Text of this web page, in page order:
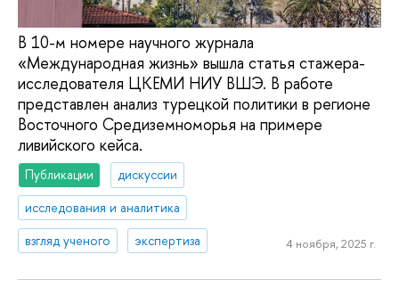
В 10-м номере научного журнала
«Международная жизнь» вышла статья стажера-
исследователя ЦКЕМИ НИУ ВШЭ. В работе
представлен анализ турецкой политики в регионе
Восточного Средиземноморья на примере
ливийского кейса.
Публикации
дискуссии
исследования и аналитика
взгляд ученого
экспертиза 4 ноября, 2025 г.